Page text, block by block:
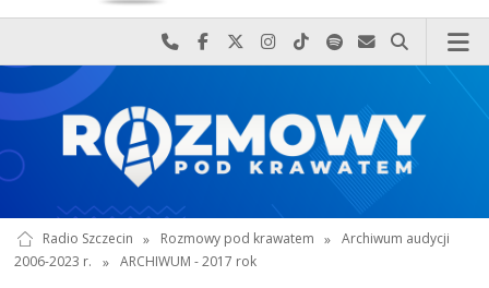
Najlepiej po prostu do nas zadzwoń
Odwiedź nas na Facebook-u
Odwiedź nas na X
Odwiedź nas na Instagram-ie
Odwiedź nas na TikTok-u
Szukaj nas na Spotify
Wyślij do nas
Szukaj
Radio Szczecin » Rozmowy pod krawatem » Archiwum audycji
2006-2023 r.
» ARCHIWUM - 2017 rok